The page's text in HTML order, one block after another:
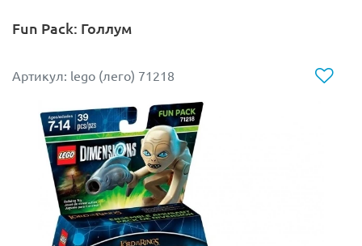
Fun Pack: Голлум
Артикул: lego (лего) 71218